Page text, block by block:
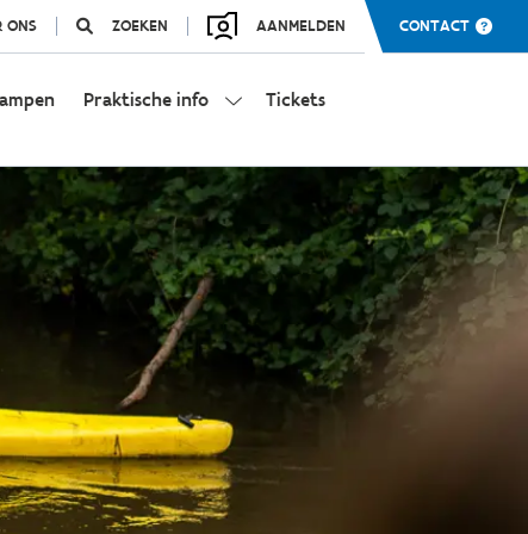
ONS ZOEKEN AANMELDEN CONTACT
Praktische info Tickets